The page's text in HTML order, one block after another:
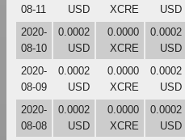
08-11
USD
XCRE
USD
2020-
08-10
0.0002
USD
0.0000
XCRE
0.0002
USD
2020-
08-09
0.0002
USD
0.0000
XCRE
0.0002
USD
2020-
08-08
0.0002
USD
0.0000
XCRE
0.0002
USD